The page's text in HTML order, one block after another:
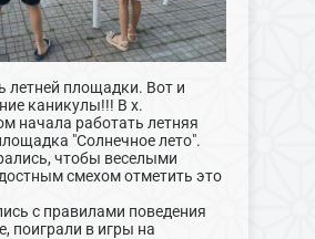
летней площадки. Вот и
каникулы!!! В х.
начала работать летняя
"Солнечное лето".
чтобы веселыми
смехом отметить это
с правилами поведения
поиграли в игры на